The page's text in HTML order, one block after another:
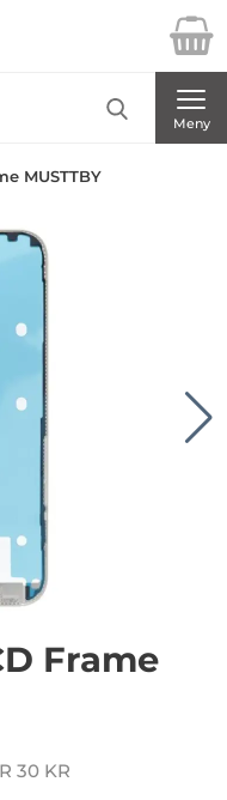
Telecom AB
Meny
MUSTTBY
Frame
30 KR